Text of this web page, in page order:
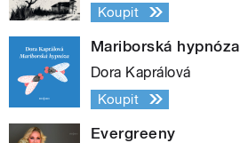
Koupit
Mariborská hypnóza
Dora Kaprálová
Koupit
Evergreeny